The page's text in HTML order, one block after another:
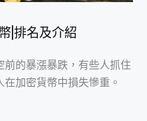
|排名及介紹
的暴漲暴跌，有些人抓住
在加密貨幣中損失慘重。